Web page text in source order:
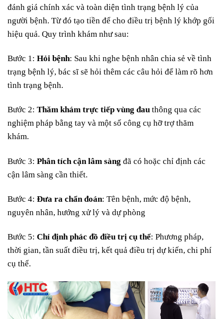
đánh giá chính xác và toàn diện tình trạng bệnh lý của
người bệnh. Từ đó tạo tiền để cho điều trị bệnh lý khớp gối
hiệu quả. Quy trình khám như sau:
Bước 1: Hỏi bệnh: Sau khi nghe bệnh nhân chia sẻ về tình
trạng bệnh lý, bác sĩ sẽ hỏi thêm các câu hỏi để làm rõ hơn
tình trạng bệnh.
Bước 2: Thăm khám trực tiếp vùng đau thông qua các
nghiệm pháp bằng tay và một số công cụ hỡ trợ thăm
khám.
Bước 3: Phân tích cận lâm sàng đã có hoặc chỉ định các
cận lâm sàng cần thiết.
Bước 4: Đưa ra chẩn đoán: Tên bệnh, mức độ bệnh,
nguyên nhân, hướng xử lý và dự phòng
Bước 5: Chỉ định phác đồ điều trị cụ thể: Phương pháp,
thời gian, tần suất điều trị, kết quả điều trị dự kiến, chi phí
cụ thể.